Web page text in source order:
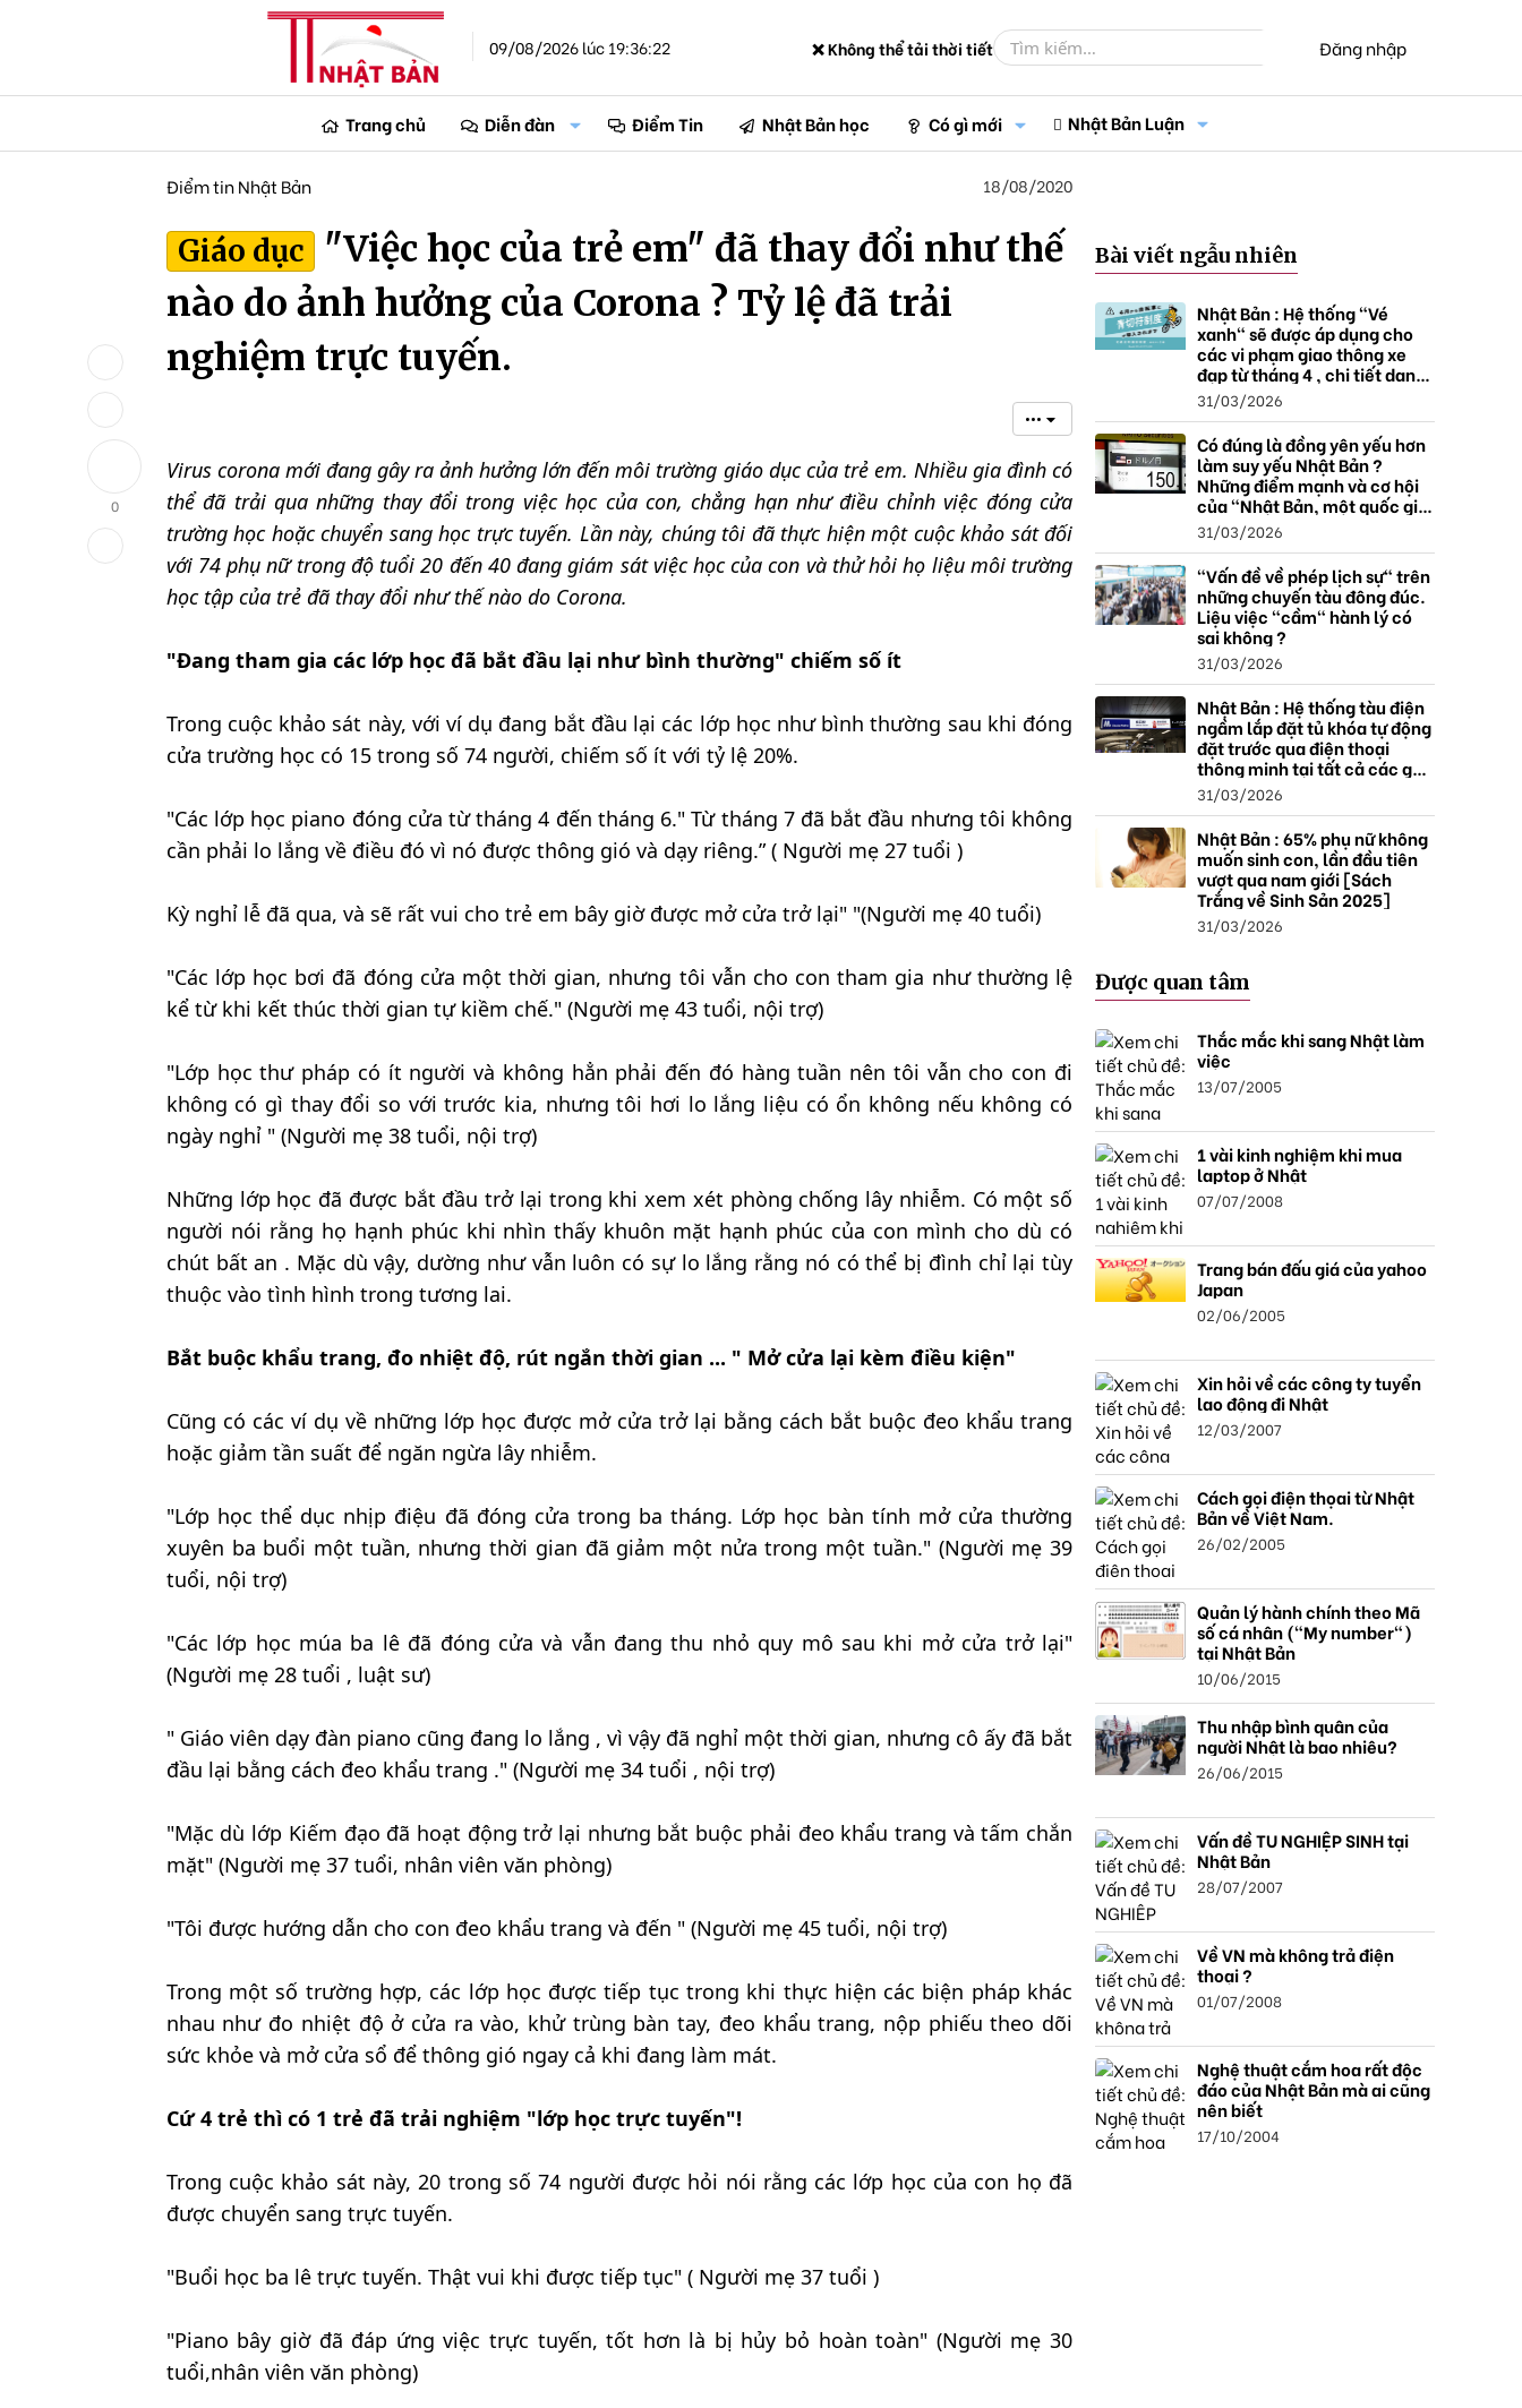
09/08/2026 lúc 19:36:22 ❌ Không thể tải thời tiết Đăng nhập
Trang chủ Diễn đàn Điểm Tin Nhật Bản học Có gì mới Nhật Bản Luận
0
Điểm tin Nhật Bản 18/08/2020
Giáo dục
"Việc học của trẻ em" đã thay đổi như thế
nào do ảnh hưởng của Corona ? Tỷ lệ đã trải
nghiệm trực tuyến.
•••
Virus corona mới đang gây ra ảnh hưởng lớn đến môi trường giáo dục của trẻ em. Nhiều gia đình có
thể đã trải qua những thay đổi trong việc học của con, chẳng hạn như điều chỉnh việc đóng cửa
trường học hoặc chuyển sang học trực tuyến. Lần này, chúng tôi đã thực hiện một cuộc khảo sát đối
với 74 phụ nữ trong độ tuổi 20 đến 40 đang giám sát việc học của con và thử hỏi họ liệu môi trường
học tập của trẻ đã thay đổi như thế nào do Corona.
"Đang tham gia các lớp học đã bắt đầu lại như bình thường" chiếm số ít
Trong cuộc khảo sát này, với ví dụ đang bắt đầu lại các lớp học như bình thường sau khi đóng
cửa trường học có 15 trong số 74 người, chiếm số ít với tỷ lệ 20%.
"Các lớp học piano đóng cửa từ tháng 4 đến tháng 6." Từ tháng 7 đã bắt đầu nhưng tôi không
cần phải lo lắng về điều đó vì nó được thông gió và dạy riêng.” ( Người mẹ 27 tuổi )
Kỳ nghỉ lễ đã qua, và sẽ rất vui cho trẻ em bây giờ được mở cửa trở lại" "(Người mẹ 40 tuổi)
"Các lớp học bơi đã đóng cửa một thời gian, nhưng tôi vẫn cho con tham gia như thường lệ
kể từ khi kết thúc thời gian tự kiềm chế." (Người mẹ 43 tuổi, nội trợ)
"Lớp học thư pháp có ít người và không hẳn phải đến đó hàng tuần nên tôi vẫn cho con đi
không có gì thay đổi so với trước kia, nhưng tôi hơi lo lắng liệu có ổn không nếu không có
ngày nghỉ " (Người mẹ 38 tuổi, nội trợ)
Những lớp học đã được bắt đầu trở lại trong khi xem xét phòng chống lây nhiễm. Có một số
người nói rằng họ hạnh phúc khi nhìn thấy khuôn mặt hạnh phúc của con mình cho dù có
chút bất an . Mặc dù vậy, dường như vẫn luôn có sự lo lắng rằng nó có thể bị đình chỉ lại tùy
thuộc vào tình hình trong tương lai.
Bắt buộc khẩu trang, đo nhiệt độ, rút ngắn thời gian ... " Mở cửa lại kèm điều kiện"
Cũng có các ví dụ về những lớp học được mở cửa trở lại bằng cách bắt buộc đeo khẩu trang
hoặc giảm tần suất để ngăn ngừa lây nhiễm.
"Lớp học thể dục nhịp điệu đã đóng cửa trong ba tháng. Lớp học bàn tính mở cửa thường
xuyên ba buổi một tuần, nhưng thời gian đã giảm một nửa trong một tuần." (Người mẹ 39
tuổi, nội trợ)
"Các lớp học múa ba lê đã đóng cửa và vẫn đang thu nhỏ quy mô sau khi mở cửa trở lại"
(Người mẹ 28 tuổi , luật sư)
" Giáo viên dạy đàn piano cũng đang lo lắng , vì vậy đã nghỉ một thời gian, nhưng cô ấy đã bắt
đầu lại bằng cách đeo khẩu trang ." (Người mẹ 34 tuổi , nội trợ)
"Mặc dù lớp Kiếm đạo đã hoạt động trở lại nhưng bắt buộc phải đeo khẩu trang và tấm chắn
mặt" (Người mẹ 37 tuổi, nhân viên văn phòng)
"Tôi được hướng dẫn cho con đeo khẩu trang và đến " (Người mẹ 45 tuổi, nội trợ)
Trong một số trường hợp, các lớp học được tiếp tục trong khi thực hiện các biện pháp khác
nhau như đo nhiệt độ ở cửa ra vào, khử trùng bàn tay, đeo khẩu trang, nộp phiếu theo dõi
sức khỏe và mở cửa sổ để thông gió ngay cả khi đang làm mát.
Cứ 4 trẻ thì có 1 trẻ đã trải nghiệm "lớp học trực tuyến"!
Trong cuộc khảo sát này, 20 trong số 74 người được hỏi nói rằng các lớp học của con họ đã
được chuyển sang trực tuyến.
"Buổi học ba lê trực tuyến. Thật vui khi được tiếp tục" ( Người mẹ 37 tuổi )
"Piano bây giờ đã đáp ứng việc trực tuyến, tốt hơn là bị hủy bỏ hoàn toàn" (Người mẹ 30
tuổi,nhân viên văn phòng)
Bài viết ngẫu nhiên
Nhật Bản : Hệ thống "Vé
xanh" sẽ được áp dụng cho
các vi phạm giao thông xe
đạp từ tháng 4 , chi tiết danh
sách và mức xử phạt.
31/03/2026
Có đúng là đồng yên yếu hơn
làm suy yếu Nhật Bản ?
Những điểm mạnh và cơ hội
của "Nhật Bản, một quốc gia
thặng dư".
31/03/2026
"Vấn đề về phép lịch sự" trên
những chuyến tàu đông đúc.
Liệu việc "cầm" hành lý có
sai không ?
31/03/2026
Nhật Bản : Hệ thống tàu điện
ngầm lắp đặt tủ khóa tự động
đặt trước qua điện thoại
thông minh tại tất cả các ga ,
mở rộng mạng lưới do nhu
cầu tăng.
31/03/2026
Nhật Bản : 65% phụ nữ không
muốn sinh con, lần đầu tiên
vượt qua nam giới [Sách
Trắng về Sinh Sản 2025]
31/03/2026
Được quan tâm
Thắc mắc khi sang Nhật làm
việc
13/07/2005
1 vài kinh nghiệm khi mua
laptop ở Nhật
07/07/2008
Trang bán đấu giá của yahoo
Japan
02/06/2005
Xin hỏi về các công ty tuyển
lao động đi Nhật
12/03/2007
Cách gọi điện thọai từ Nhật
Bản về Việt Nam.
26/02/2005
Quản lý hành chính theo Mã
số cá nhân ("My number")
tại Nhật Bản
10/06/2015
Thu nhập bình quân của
người Nhật là bao nhiêu?
26/06/2015
Vấn đề TU NGHIỆP SINH tại
Nhật Bản
28/07/2007
Về VN mà không trả điện
thoại ?
01/07/2008
Nghệ thuật cắm hoa rất độc
đáo của Nhật Bản mà ai cũng
nên biết
17/10/2004